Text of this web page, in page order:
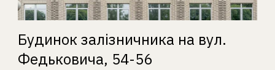
Будинок залізничника на вул.
Федьковича, 54-56